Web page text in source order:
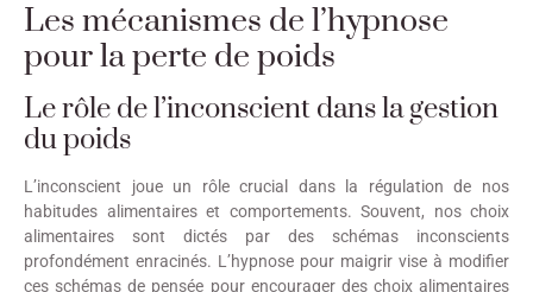
Les mécanismes de l’hypnose
pour la perte de poids
Le rôle de l’inconscient dans la gestion
du poids
L’inconscient joue un rôle crucial dans la régulation de nos
habitudes alimentaires et comportements. Souvent, nos choix
alimentaires sont dictés par des schémas inconscients
profondément enracinés. L’hypnose pour maigrir vise à modifier
ces schémas de pensée pour encourager des choix alimentaires